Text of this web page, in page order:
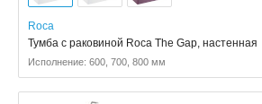
Roca
Тумба с раковиной Roca The Gap, настенная
Исполнение: 600, 700, 800 мм